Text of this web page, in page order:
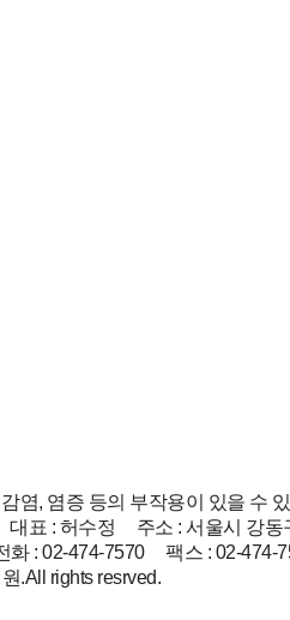
염, 염증 등의 부작용이 있을 수
표 : 허수정 주소 : 서울시 강동
: 02-474-7570 팩스 : 02-474-
.All rights resrved.